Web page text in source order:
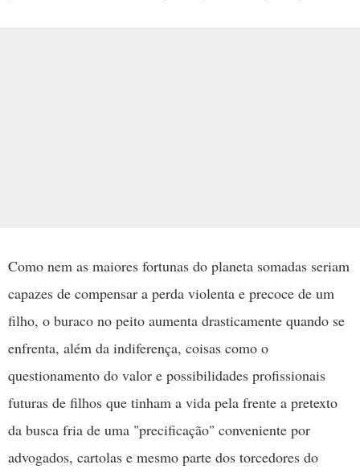
Como nem as maiores fortunas do planeta somadas seriam
capazes de compensar a perda violenta e precoce de um
filho, o buraco no peito aumenta drasticamente quando se
enfrenta, além da indiferença, coisas como o
questionamento do valor e possibilidades profissionais
futuras de filhos que tinham a vida pela frente a pretexto
da busca fria de uma "precificação" conveniente por
advogados, cartolas e mesmo parte dos torcedores do